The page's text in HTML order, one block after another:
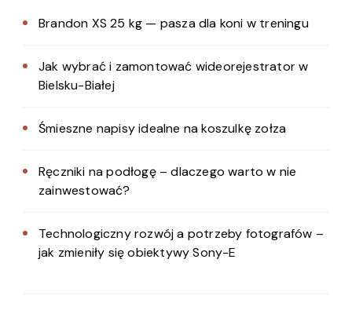
Brandon XS 25 kg — pasza dla koni w treningu
Jak wybrać i zamontować wideorejestrator w
Bielsku-Białej
Śmieszne napisy idealne na koszulkę zołza
Ręczniki na podłogę – dlaczego warto w nie
zainwestować?
Technologiczny rozwój a potrzeby fotografów –
jak zmieniły się obiektywy Sony-E